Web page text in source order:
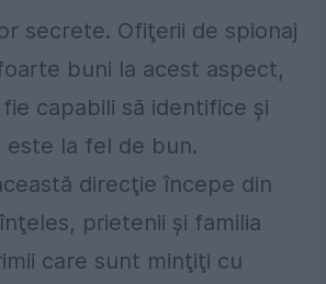
secrete. Ofiţerii de spionaj
buni la acest aspect,
capabili să identifice şi
este la fel de bun.
direcţie începe din
prietenii şi familia
care sunt minţiţi cu